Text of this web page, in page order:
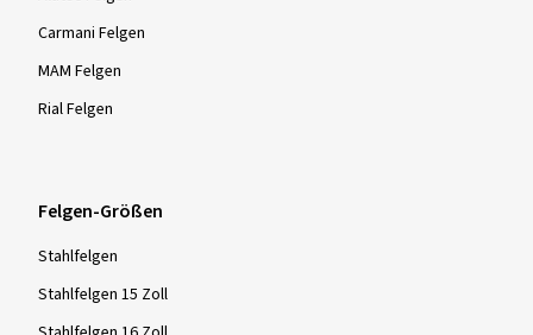
Carmani Felgen
MAM Felgen
Rial Felgen
Felgen-Größen
Stahlfelgen
Stahlfelgen 15 Zoll